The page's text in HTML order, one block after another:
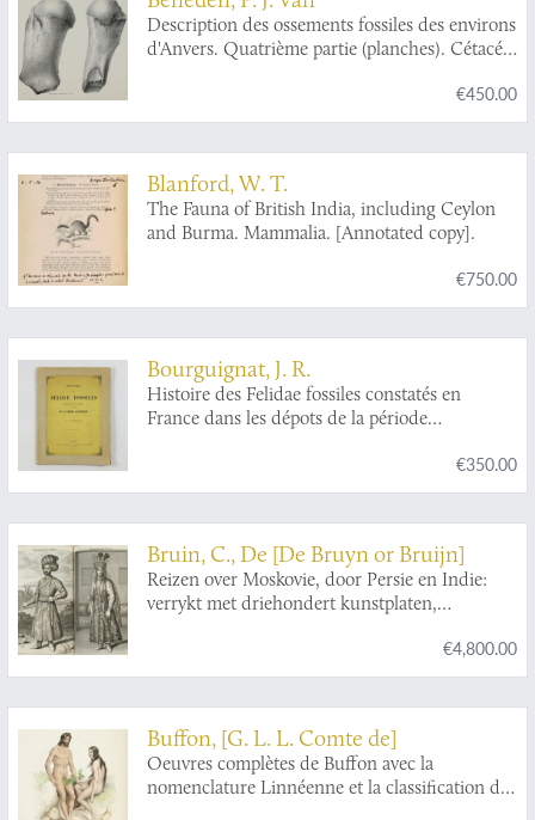
Description des ossements fossiles des environs
d'Anvers. Quatrième partie (planches). Cétacés
€450.00
Blanford, W. T.
The Fauna of British India, including Ceylon
and Burma. Mammalia. [Annotated copy].
€750.00
Bourguignat, J. R.
Histoire des Felidae fossiles constatés en
France dans les dépots de la période
€350.00
Bruin, C., De [De Bruyn or Bruijn]
Reizen over Moskovie, door Persie en Indie:
verrykt met driehondert kunstplaten,
steden, ook de byzondere dragten, beesten,
gewassen en planten, die door gevonden
heerlijke en van oudts de geheele werrelt door
befaemde hof van Persepolis, by den Persianen
Tchilminar genaemt. Alles door den Autheur
€4,800.00
Buffon, [G. L. L. Comte de]
Oeuvres complètes de Buffon avec la
nomenclature Linnéenne et la classification de